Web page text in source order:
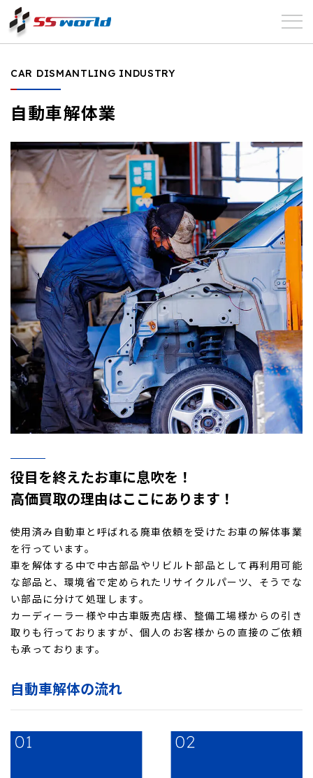
エスエ
スワー
ルド株
式会社
CAR DISMANTLING INDUSTRY
自動車解体業
役目を終えたお車に息吹を！
高価買取の理由はここにあります！
使用済み自動車と呼ばれる廃車依頼を受けたお車の解体事業
を行っています。
車を解体する中で中古部品やリビルト部品として再利用可能
な部品と、環境省で定められたリサイクルパーツ、そうでな
い部品に分けて処理します。
カーディーラー様や中古車販売店様、整備工場様からの引き
取りも行っておりますが、個人のお客様からの直接のご依頼
も承っております。
自動車解体の流れ